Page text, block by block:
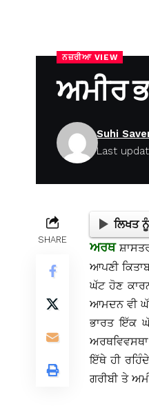
ਨਜ਼ਰੀਆ VIEW
ਅਮੀਰ
Last
Suhi
SHARE
ਲਿਖਤ
ਅਰਥ
ਆਪਣੀ
ਘੱਟ ਹੋਣ
ਆਮਦਨ ਵੀ
ਭਾਰਤ ਇੱਕ
ਇੱਥੇ ਹੀ
ਗਰੀਬੀ ਤੇ